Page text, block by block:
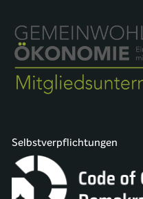
Selbstverpflichtungen